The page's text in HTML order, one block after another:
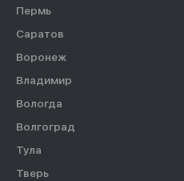
Пермь
Саратов
Воронеж
Владимир
Вологда
Волгоград
Тула
Тверь